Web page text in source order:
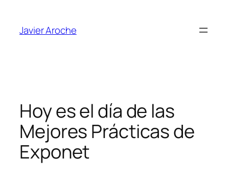
content
Javier Aroche
Hoy es el día de las
Mejores Prácticas de
Exponet